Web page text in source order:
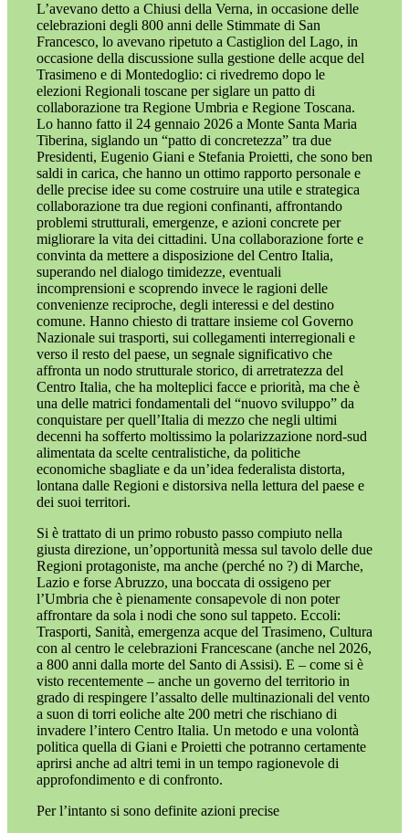
L’avevano detto a Chiusi della Verna, in occasione delle
celebrazioni degli 800 anni delle Stimmate di San
Francesco, lo avevano ripetuto a Castiglion del Lago, in
occasione della discussione sulla gestione delle acque del
Trasimeno e di Montedoglio: ci rivedremo dopo le
elezioni Regionali toscane per siglare un patto di
collaborazione tra Regione Umbria e Regione Toscana.
Lo hanno fatto il 24 gennaio 2026 a Monte Santa Maria
Tiberina, siglando un “patto di concretezza” tra due
Presidenti, Eugenio Giani e Stefania Proietti, che sono ben
saldi in carica, che hanno un ottimo rapporto personale e
delle precise idee su come costruire una utile e strategica
collaborazione tra due regioni confinanti, affrontando
problemi strutturali, emergenze, e azioni concrete per
migliorare la vita dei cittadini. Una collaborazione forte e
convinta da mettere a disposizione del Centro Italia,
superando nel dialogo timidezze, eventuali
incomprensioni e scoprendo invece le ragioni delle
convenienze reciproche, degli interessi e del destino
comune. Hanno chiesto di trattare insieme col Governo
Nazionale sui trasporti, sui collegamenti interregionali e
verso il resto del paese, un segnale significativo che
affronta un nodo strutturale storico, di arretratezza del
Centro Italia, che ha molteplici facce e priorità, ma che è
una delle matrici fondamentali del “nuovo sviluppo” da
conquistare per quell’Italia di mezzo che negli ultimi
decenni ha sofferto moltissimo la polarizzazione nord-sud
alimentata da scelte centralistiche, da politiche
economiche sbagliate e da un’idea federalista distorta,
lontana dalle Regioni e distorsiva nella lettura del paese e
dei suoi territori.
Si è trattato di un primo robusto passo compiuto nella
giusta direzione, un’opportunità messa sul tavolo delle due
Regioni protagoniste, ma anche (perché no ?) di Marche,
Lazio e forse Abruzzo, una boccata di ossigeno per
l’Umbria che è pienamente consapevole di non poter
affrontare da sola i nodi che sono sul tappeto. Eccoli:
Trasporti, Sanità, emergenza acque del Trasimeno, Cultura
con al centro le celebrazioni Francescane (anche nel 2026,
a 800 anni dalla morte del Santo di Assisi). E – come si è
visto recentemente – anche un governo del territorio in
grado di respingere l’assalto delle multinazionali del vento
a suon di torri eoliche alte 200 metri che rischiano di
invadere l’intero Centro Italia. Un metodo e una volontà
politica quella di Giani e Proietti che potranno certamente
aprirsi anche ad altri temi in un tempo ragionevole di
approfondimento e di confronto.
Per l’intanto si sono definite azioni precise